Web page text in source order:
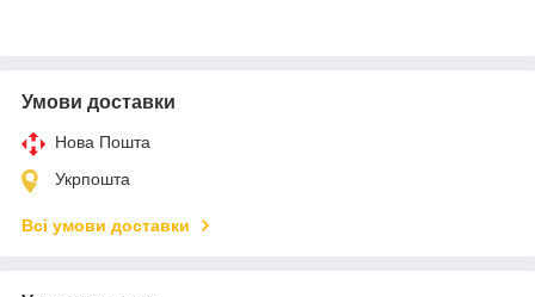
Умови доставки
Нова Пошта
Укрпошта
Всі умови доставки